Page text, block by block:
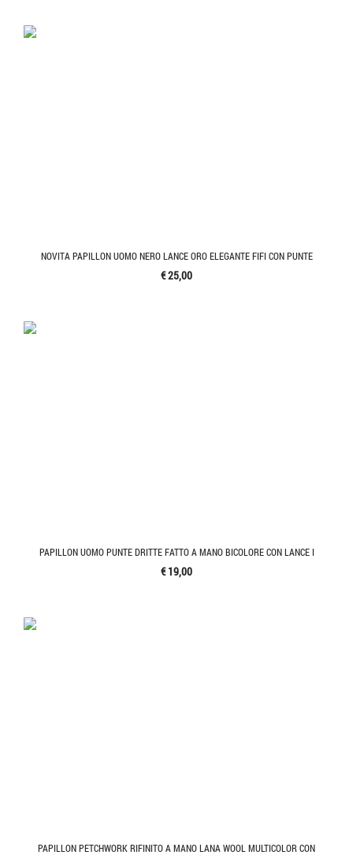
NOVITA PAPILLON UOMO NERO LANCE ORO ELEGANTE FIFI CON PUNTE
€ 25,00
PAPILLON UOMO PUNTE DRITTE FATTO A MANO BICOLORE CON LANCE I
€ 19,00
PAPILLON PETCHWORK RIFINITO A MANO LANA WOOL MULTICOLOR CON